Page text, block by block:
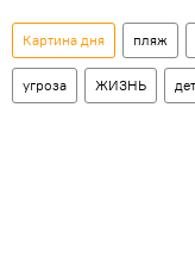
Картина дня пляж
угроза ЖИЗНЬ